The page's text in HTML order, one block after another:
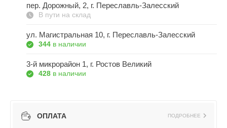
пер. Дорожный, 2, г. Переславль-Залесский
В пути на склад
ул. Магистральная 10, г. Переславль-Залесский
344 в наличии
3-й микрорайон 1, г. Ростов Великий
428 в наличии
ОПЛАТА ПОДРОБНЕЕ